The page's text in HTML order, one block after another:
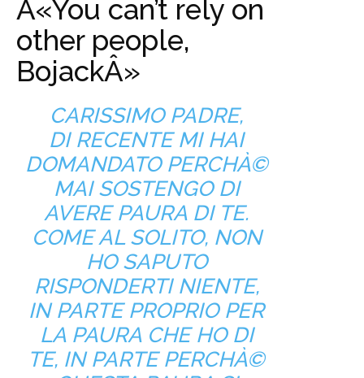
Â«You can’t rely on
other people,
BojackÂ»
CARISSIMO PADRE,
DI RECENTE MI HAI
DOMANDATO PERCHÀ©
MAI SOSTENGO DI
AVERE PAURA DI TE.
COME AL SOLITO, NON
HO SAPUTO
RISPONDERTI NIENTE,
IN PARTE PROPRIO PER
LA PAURA CHE HO DI
TE, IN PARTE PERCHÀ©